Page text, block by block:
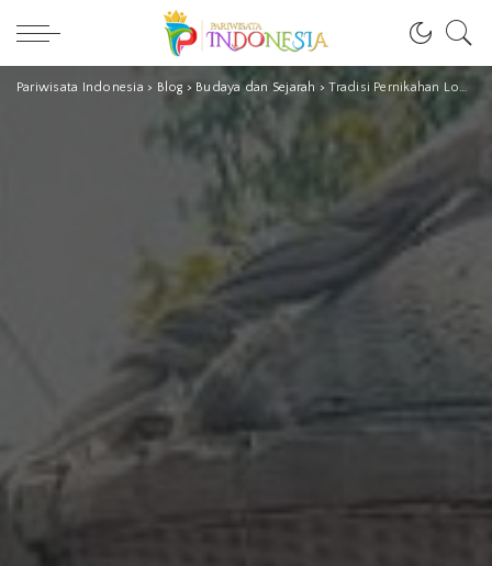
Pariwisata Indonesia > Blog > Budaya dan Sejarah >Tradisi Pernikahan Lombok